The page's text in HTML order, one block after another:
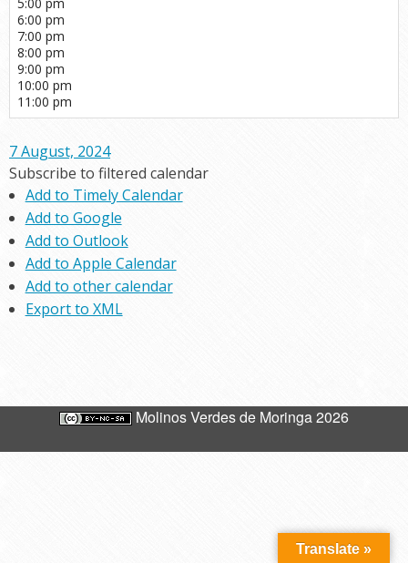
6:00 pm
7:00 pm
8:00 pm
9:00 pm
10:00 pm
11:00 pm
7 August, 2024
Subscribe to filtered calendar
Add to Timely Calendar
Add to Google
Add to Outlook
Add to Apple Calendar
Add to other calendar
Export to XML
Molinos Verdes de Moringa 2026
Translate »